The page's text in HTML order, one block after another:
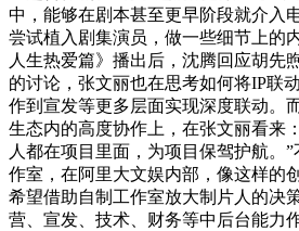
中，能够在剧本甚至更早阶段就介入
尝试植入剧集演员，做一些细节上的
人生热爱篇》播出后，沈腾回应胡先
的讨论，张文丽也在思考如何将IP联
作到宣发等更多层面实现深度联动。
生态内的高度协作上，在张文丽看来
人都在项目里面，为项目保驾护航。
作室，在阿里大文娱内部，像这样的
希望借助自制工作室放大制片人的决
营、宣发、技术、财务等中后台能力